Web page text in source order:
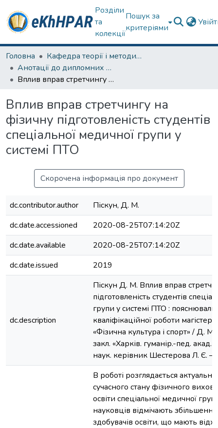
Розділи
та
колекції
Пошук за
критеріями
Головна
Кафедра теорії і методики фізичного виховання
Анотації до дипломних робіт
Вплив вправ стретчингу на фізичну підготовленість студентів спеціальної медичної групи у системі ПТО
Вплив вправ стретчингу на
фізичну підготовленість студентів
спеціальної медичної групи у
системі ПТО
Скорочена інформація про документ
dc.contributor.author
Піскун, Д. М.
dc.date.accessioned
2020-08-25T07:14:20Z
dc.date.available
2020-08-25T07:14:20Z
dc.date.issued
2019
dc.description
Піскун Д. М. Вплив вправ
підготовленість студентів
групи у системі ПТО :
кваліфікаційної роботи
«Фізична культура і спорт» / Д.
закл. «Харків. гуманір.-пед.
наук. керівник Шестерова Л. Є. –
В роботі розглядається
сучасного стану фізичного
освіти спеціальної медичної
науковців відмічають збільшення
здобувачів освіти, що мають